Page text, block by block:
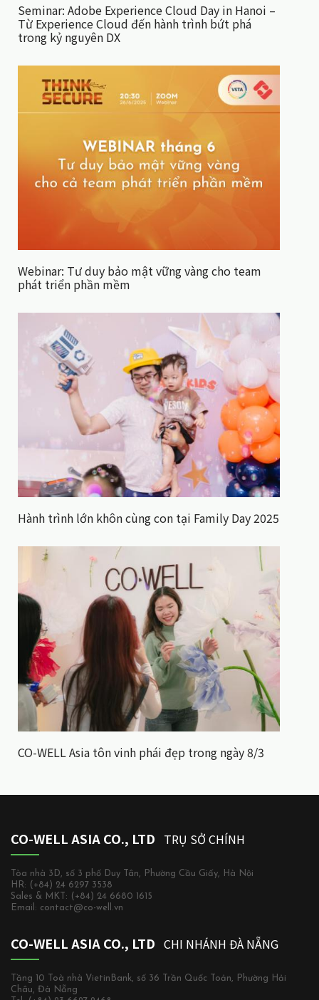
Seminar: Adobe Experience Cloud Day in Hanoi –
Từ Experience Cloud đến hành trình bứt phá
trong kỷ nguyên DX
Webinar: Tư duy bảo mật vững vàng cho team
phát triển phần mềm
Hành trình lớn khôn cùng con tại Family Day 2025
CO-WELL Asia tôn vinh phái đẹp trong ngày 8/3
CO-WELL ASIA CO., LTD TRỤ SỞ CHÍNH
Tòa nhà 3D, số 3 phố Duy Tân, Phường Cầu Giấy, Hà Nội
HR: (+84) 24 6297 3538
Sales & MKT: (+84) 24 6680 1615
Email: contact@co-well.vn
CO-WELL ASIA CO., LTD CHI NHÁNH ĐÀ NẴNG
Tầng 10 Toà nhà VietinBank, số 36 Trần Quốc Toản, Phường Hải
Châu, Đà Nẵng